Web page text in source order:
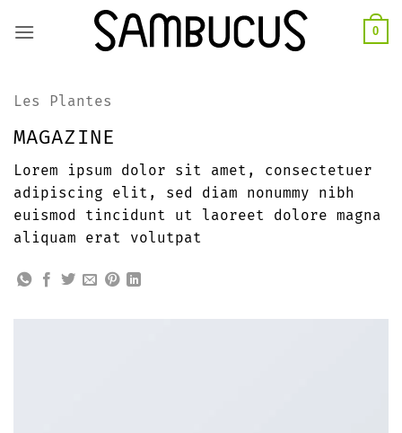
to
0
Les Plantes
MAGAZINE
Lorem ipsum dolor sit amet, consectetuer
adipiscing elit, sed diam nonummy nibh
euismod tincidunt ut laoreet dolore magna
aliquam erat volutpat